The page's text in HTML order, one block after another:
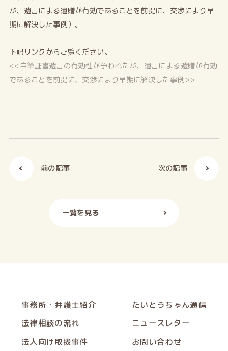
が、遺言による遺贈が有効であることを前提に、交渉により早
期に解決した事例）。
下記リンクからご覧ください。
<<自筆証書遺言の有効性が争われたが、遺言による遺贈が有効
であることを前提に、交渉により早期に解決した事例>>
前の記事
一覧を見る
次の記事
事務所・弁護士紹介
法律相談の流れ
法人向け取扱事件
たいとうちゃん通信
ニュースレター
お問い合わせ